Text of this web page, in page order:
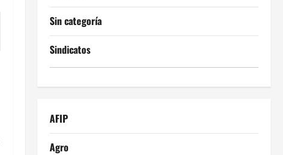
Sin categoría
Sindicatos
AFIP
Agro